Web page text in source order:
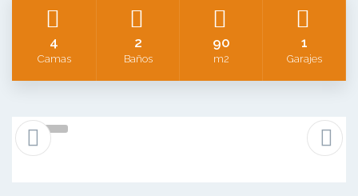
4
Camas
2
Baños
90
m2
1
Garajes